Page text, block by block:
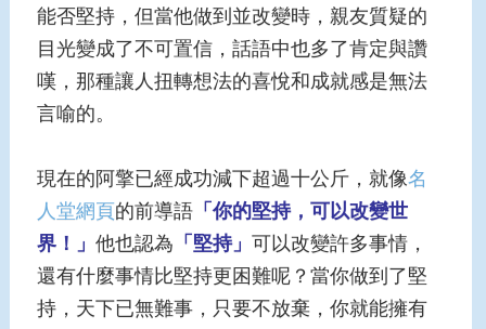
能否堅持，但當他做到並改變時，親友質疑的
目光變成了不可置信，話語中也多了肯定與讚
嘆，那種讓人扭轉想法的喜悅和成就感是無法
言喻的。
現在的阿擎已經成功減下超過十公斤，就像名
人堂網頁的前導語 「你的堅持，可以改變世
界！」 他也認為 「堅持」 可以改變許多事情，
還有什麼事情比堅持更困難呢？當你做到了堅
持，天下已無難事，只要不放棄，你就能擁有